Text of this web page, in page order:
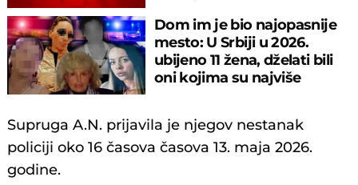
Dom im je bio najopasnije
mesto: U Srbiji u 2026.
ubijeno 11 žena, dželati bili
oni kojima su najviše
Supruga A.N. prijavila je njegov nestanak
policiji oko 16 časova časova 13. maja 2026.
godine.